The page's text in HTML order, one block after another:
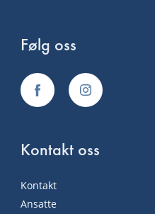
Følg oss
Kontakt oss
Kontakt
Ansatte